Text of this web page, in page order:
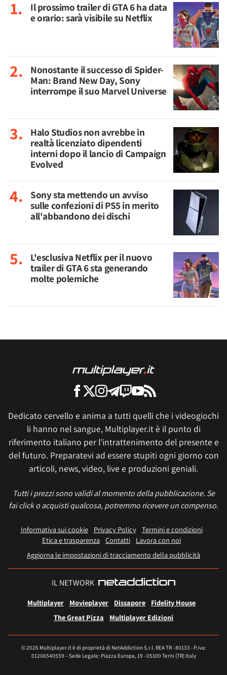
Il prossimo trailer di GTA 6 ha data
e orario: sarà visibile su Netflix
Nonostante il successo di Spider-
Man: Brand New Day, Sony
interrompe il suo Marvel Universe
Halo Studios non avrebbe in
realtà licenziato dipendenti
interni dopo il lancio di Campaign
Evolved
Sony sta mettendo un avviso
sulle confezioni di PS5 in merito
all'abbandono dei dischi
L'esclusiva Netflix per il nuovo
trailer di GTA 6 sta generando
molte polemiche
Dedicato cervello e anima a tutti quelli che i videogiochi
li hanno nel sangue, Multiplayer.it è il punto di
riferimento italiano per l'intrattenimento del presente e
del futuro. Preparatevi ad essere stupiti ogni giorno con
articoli, news, video, live e produzioni geniali.
Tutti i prezzi sono validi al momento della pubblicazione. Se
fai click o acquisti qualcosa, potremmo ricevere un compenso.
Informativa sui cookie Privacy Policy
Termini e condizioni
Etica e trasparenza Contatti
Lavora con noi
Aggiorna le impostazioni di tracciamento della pubblicità
IL NETWORK
Multiplayer Movieplayer Dissapore
Fidelity House
The Great Pizza
Multiplayer Edizioni
© 2026 Multiplayer.it è di proprietà di NetAddiction S.r.l. REA TR - 80133 - P.iva:
01206540559 – Sede Legale: Piazza Europa, 19 - 05100 Terni (TR) Italy